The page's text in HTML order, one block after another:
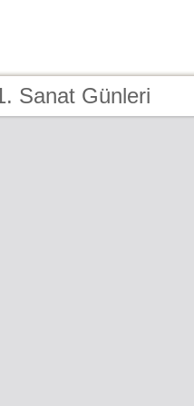
Sanat Günleri